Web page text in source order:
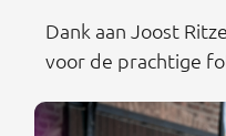
Dank aan Joost
voor de prachtige